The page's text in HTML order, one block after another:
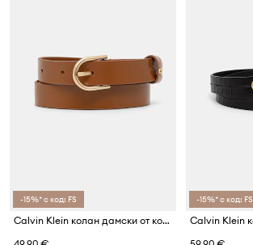
-15%* с код: FS
Calvin Klein колан дамски от кожа
-15%* с код: FS